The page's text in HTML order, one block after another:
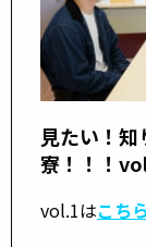
見たい！
寮！！！
vol.1はこちら